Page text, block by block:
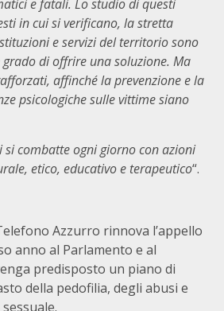
e fatali. Lo studio di questi
in cui si verificano, la stretta
e servizi del territorio sono
di offrire una soluzione. Ma
affinché la prevenzione e la
psicologiche sulle vittime siano
si combatte ogni giorno con azioni
etico, educativo e terapeutico“.
Azzurro rinnova l’appello
anno al Parlamento e al
predisposto un piano di
della pedofilia, degli abusi e